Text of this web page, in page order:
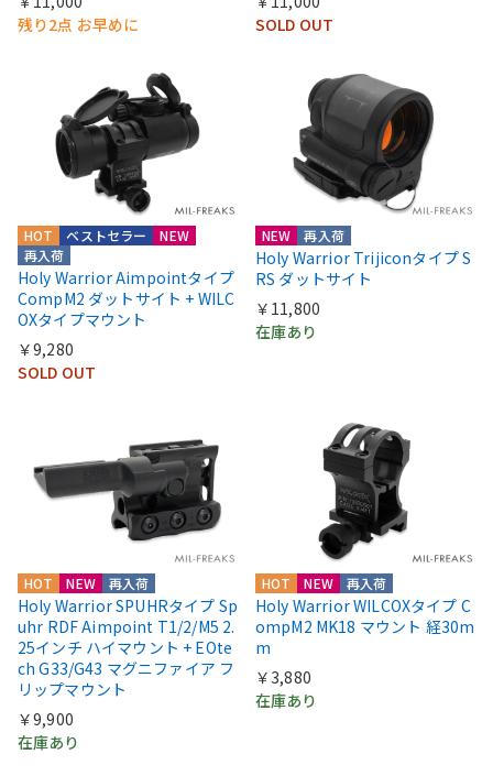
残り2点 お早めに
SOLD OUT
HOT
NEW
再入荷
ベストセラー
Holy Warrior Aimpointタイプ
CompM2 ダットサイト + WILC
OXタイプマウント
￥9,280
SOLD OUT
NEW 再入荷
Holy Warrior Trijiconタイプ S
RS ダットサイト
￥11,800
在庫あり
HOT NEW 再入荷
Holy Warrior SPUHRタイプ Sp
uhr RDF Aimpoint T1/2/M5 2.
25インチ ハイマウント + EOte
ch G33/G43 マグニファイア フ
リップマウント
￥9,900
在庫あり
HOT NEW 再入荷
Holy Warrior WILCOXタイプ C
ompM2 MK18 マウント 経30m
m
￥3,880
在庫あり